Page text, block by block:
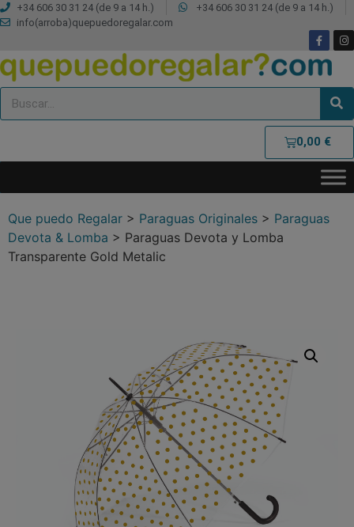
+34 606 30 31 24 (de 9 a 14 h.)
+34 606 30 31 24 (de 9 a 14 h.)
info(arroba)quepuedoregalar.com
0,00 €
Que puedo Regalar > Paraguas Originales > Paraguas
Devota & Lomba > Paraguas Devota y Lomba
Transparente Gold Metalic